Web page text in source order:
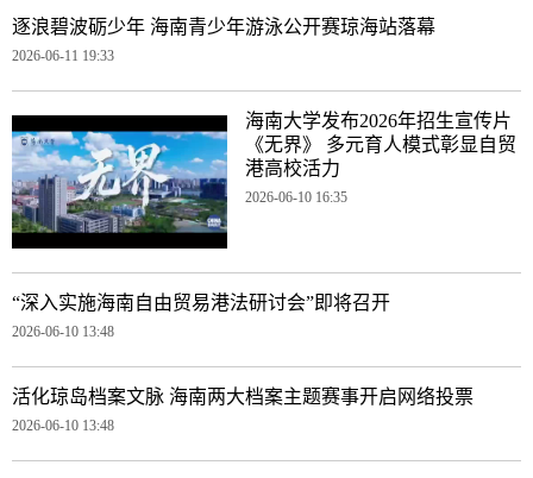
逐浪碧波砺少年 海南青少年游泳公开赛琼海站落幕
2026-06-11 19:33
海南大学发布2026年招生宣传片
《无界》 多元育人模式彰显自贸
港高校活力
2026-06-10 16:35
“深入实施海南自由贸易港法研讨会”即将召开
2026-06-10 13:48
活化琼岛档案文脉 海南两大档案主题赛事开启网络投票
2026-06-10 13:48